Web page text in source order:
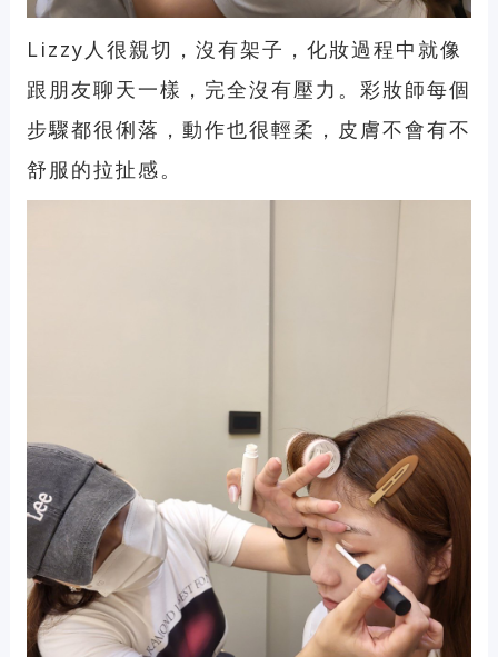
Lizzy人很親切，沒有架子，化妝過程中就像
跟朋友聊天一樣，完全沒有壓力。彩妝師每個
步驟都很俐落，動作也很輕柔，皮膚不會有不
舒服的拉扯感。